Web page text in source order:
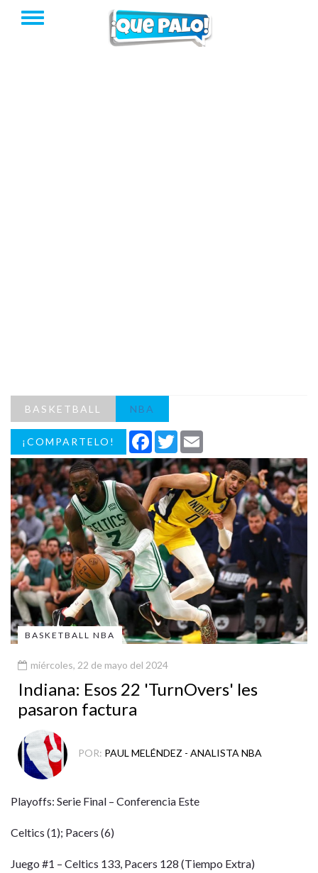
BASKETBALL NBA
¡COMPARTELO! Facebook
Twitter
BASKETBALL NBA
miércoles, 22 de mayo del 2024
Indiana: Esos 22 'TurnOvers' les
pasaron factura
POR: PAUL MELÉNDEZ - ANALISTA NBA
Playoffs: Serie Final – Conferencia Este
Celtics (1); Pacers (6)
Juego #1 – Celtics 133, Pacers 128 (Tiempo Extra)